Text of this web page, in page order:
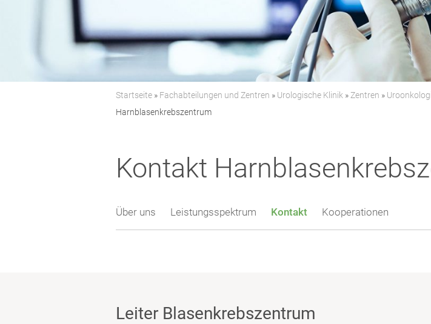
Startseite » Fachabteilungen und Zentren » Urologische Klinik » Zentren »
Harnblasenkrebszentrum
Kontakt
Über uns Leistungsspektrum Kontakt Kooperationen
Leiter Blasenkrebszentrum